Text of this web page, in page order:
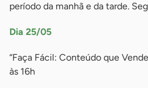
período da manhã e da tarde.
Dia 25/05
“Faça Fácil: Conteúdo que
às 16h